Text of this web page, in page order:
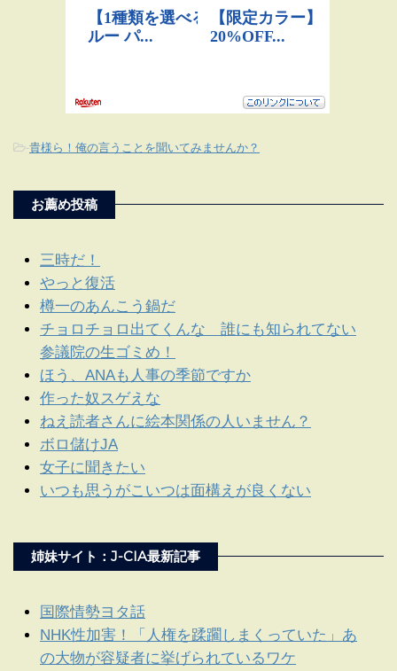
-貴様ら！俺の言うことを聞いてみませんか？
お薦め投稿
三時だ！
やっと復活
樽一のあんこう鍋だ
チョロチョロ出てくんな 誰にも知られてない
参議院の生ゴミめ！
ほう、ANAも人事の季節ですか
作った奴スゲえな
ねえ読者さんに絵本関係の人いません？
ボロ儲けJA
女子に聞きたい
いつも思うがこいつは面構えが良くない
姉妹サイト：J-CIA最新記事
国際情勢ヨタ話
NHK性加害！「人権を蹂躙しまくっていた」あ
の大物が容疑者に挙げられているワケ